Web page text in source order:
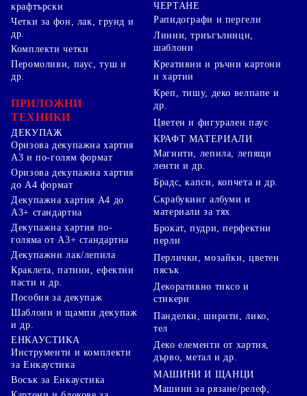
крафтърски
Четки за фон, лак, грунд и
др.
Комплекти четки
ЧЕРТАНЕ
Рапидографи и пергели
Линии, триъгълници,
шаблони
Перомоливи, паус, туш и
др.
ПРИЛОЖНИ
ТЕХНИКИ
ДЕКУПАЖ
Оризова декупажна хартия
А3 и по-голям формат
Оризова декупажна хартия
до А4 формат
Декупажна хартия А4 до
А3+ стандартна
Декупажна хартия по-
голяма от А3+ стандартна
Декупажни лак/лепила
Краклета, патини, ефектни
пасти и др.
Пособия за декупаж
Шаблони и щампи декупаж
и др.
ЕНКАУСТИКА
Инструменти и комплекти
за Енкаустика
Восък за Енкаустика
Креативни и ръчни картони
и хартии
Креп, тишу, деко велпапе и
др.
Цветен и фигурален паус
КРАФТ МАТЕРИАЛИ
Магнити, лепила, лепящи
ленти и др.
Брадс, капси, копчета и др.
Скрабукинг албуми и
материали за тях
Брокат, пудри, перфектни
перли
Перлички, мозайки, цветен
пясък
Декоративно тиксо и
стикери
Панделки, ширити, лико,
тел
Деко елементи от хартия,
дърво, метал и др.
МАШИНИ И ЩАНЦИ
Машини за рязане/релеф,